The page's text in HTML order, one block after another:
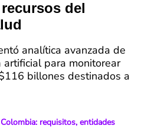
del
analítica avanzada de
para monitorear
billones destinados a
requisitos, entidades